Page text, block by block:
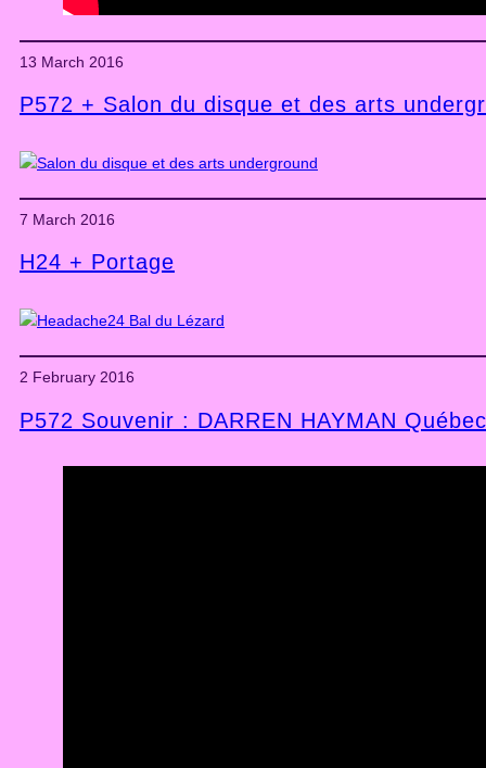
13 March 2016
P572 + Salon du disque et des arts
7 March 2016
H24 + Portage
2 February 2016
P572 Souvenir : DARREN HAYMAN